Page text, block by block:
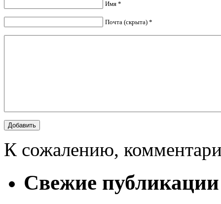
Имя *
Почта (скрыта) *
К сожалению,
Свежие публикации